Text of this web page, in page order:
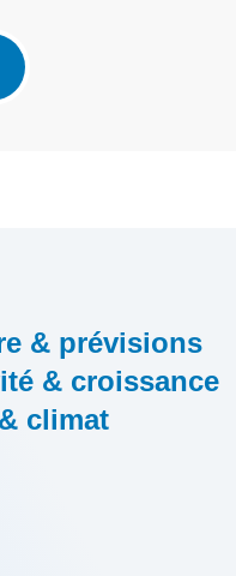
& prévisions
& croissance
climat